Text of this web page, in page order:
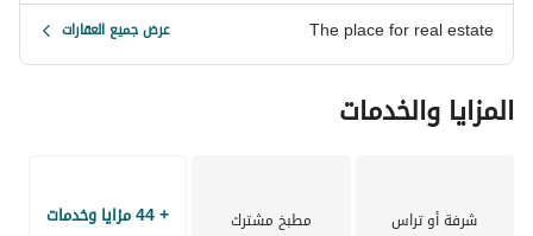
The place for real estate عرض جميع العقارات
المزايا والخدمات
شرفة أو تراس مطبخ مشترك + 44 مزايا وخدمات